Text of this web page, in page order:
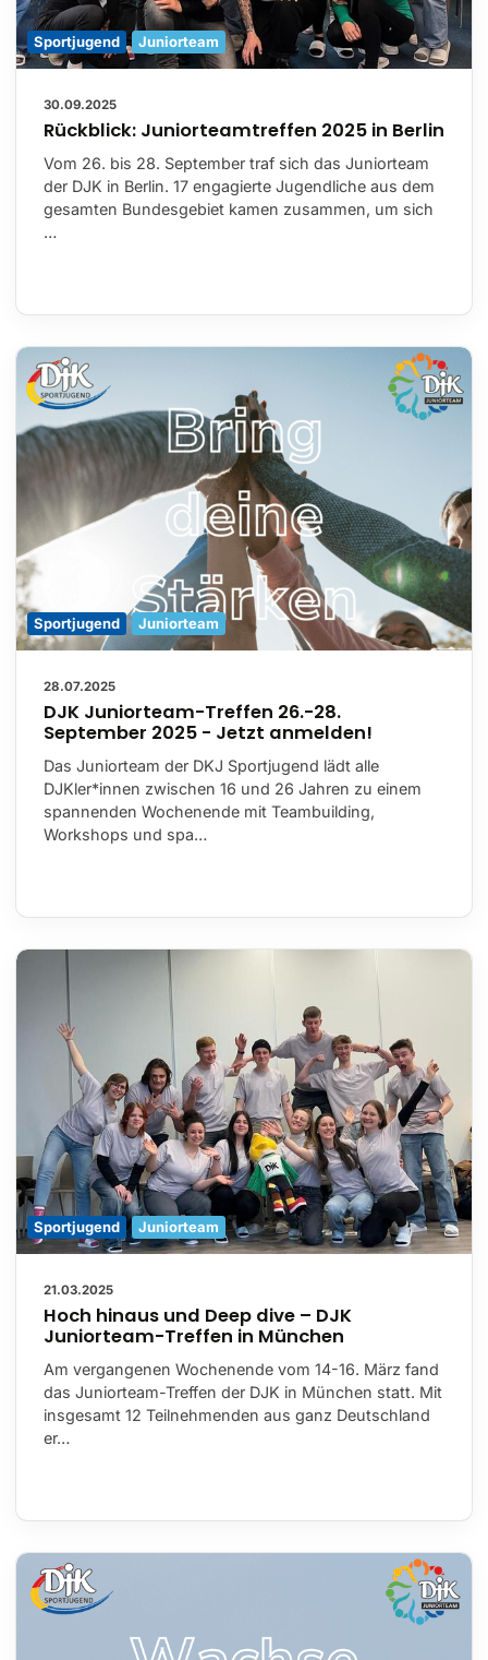
Sportjugend Juniorteam
30.09.2025
Rückblick: Juniorteamtreffen 2025 in Berlin
Vom 26. bis 28. September traf sich das Juniorteam
der DJK in Berlin. 17 engagierte Jugendliche aus dem
gesamten Bundesgebiet kamen zusammen, um sich
…
Sportjugend Juniorteam
28.07.2025
DJK Juniorteam-Treffen 26.-28.
September 2025 - Jetzt anmelden!
Das Juniorteam der DKJ Sportjugend lädt alle
DJKler*innen zwischen 16 und 26 Jahren zu einem
spannenden Wochenende mit Teambuilding,
Workshops und spa…
Sportjugend Juniorteam
21.03.2025
Hoch hinaus und Deep dive – DJK
Juniorteam-Treffen in München
Am vergangenen Wochenende vom 14-16. März fand
das Juniorteam-Treffen der DJK in München statt. Mit
insgesamt 12 Teilnehmenden aus ganz Deutschland
er…